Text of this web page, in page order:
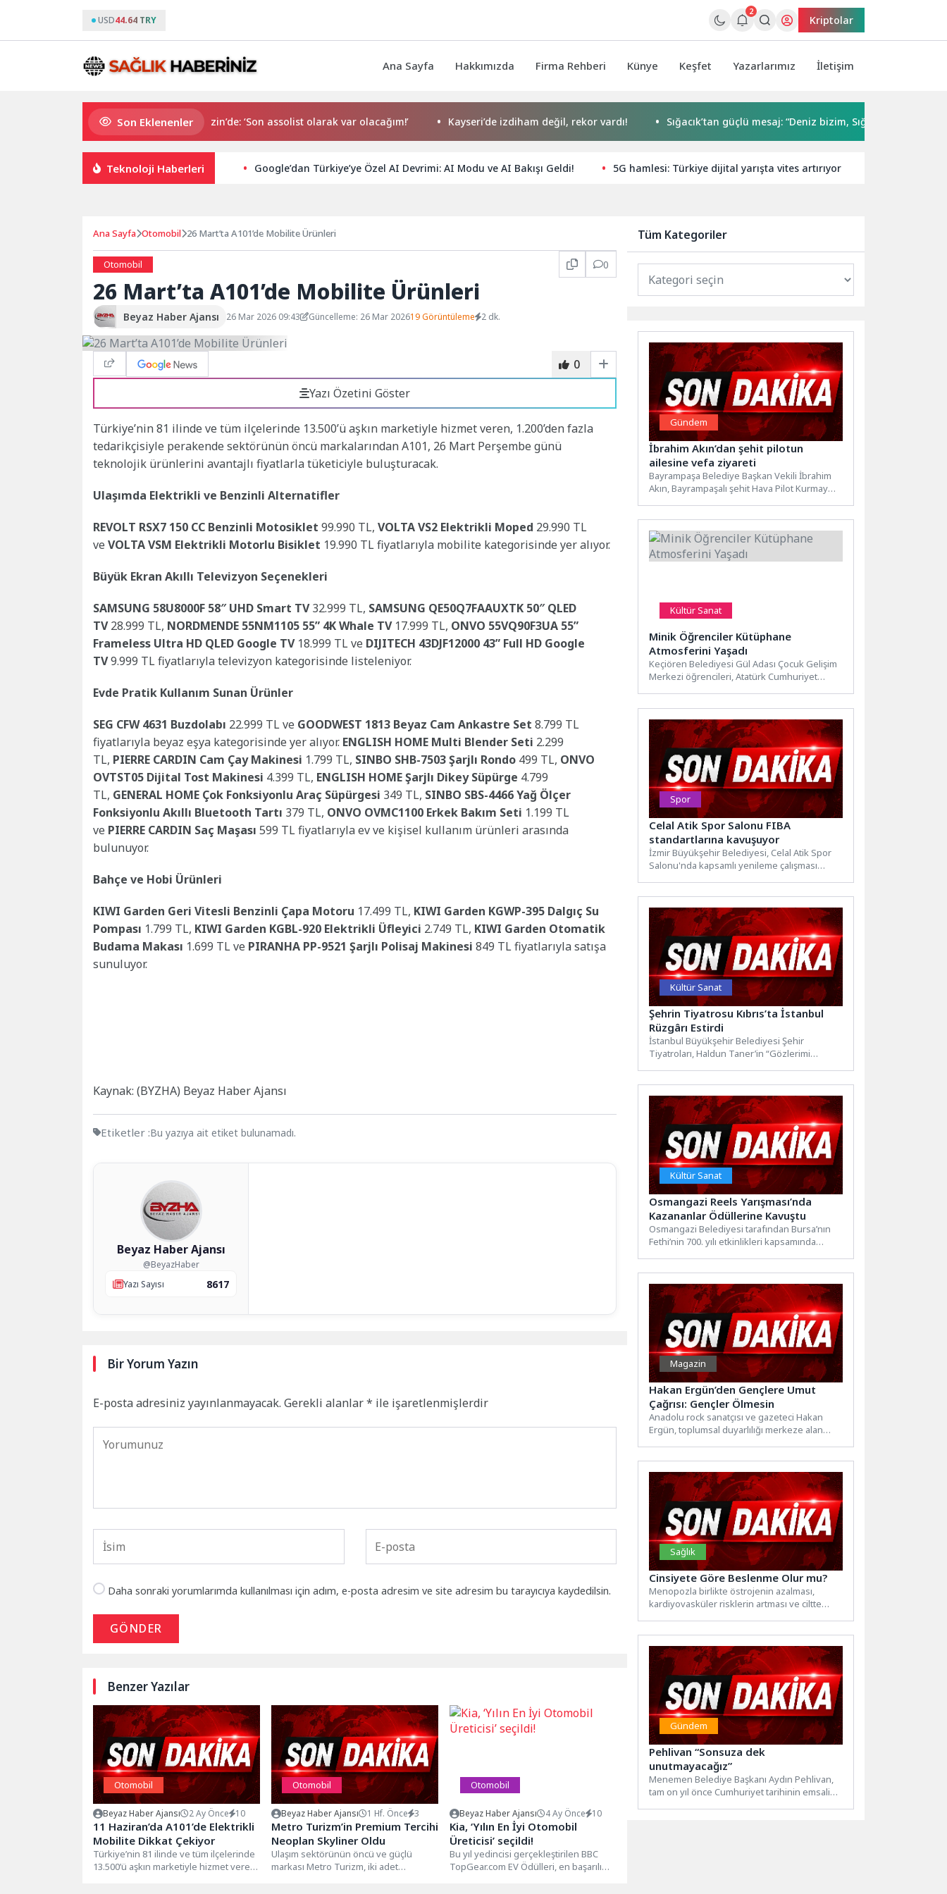
USD44.64 TRY
2
Kriptolar
Ana Sayfa Hakkımızda Firma Rehberi Künye Keşfet Yazarlarımız İletişim
Son Eklenenler
Gözde Demirbilek, NR1 Magazin’de: ‘Son assolist olarak var olacağım!’ Kayseri’de izdiham değil, rekor vardı! Sığacık’tan güçlü mesaj: “Deniz bizim, Sığacık hepimizin”
Teknoloji Haberleri Google’dan Türkiye’ye Özel AI Devrimi: AI Modu ve AI Bakışı Geldi! 5G hamlesi: Türkiye dijital yarışta vites artırıyor
Ana Sayfa Otomobil 26 Mart’ta A101’de Mobilite Ürünleri
Otomobil 0
26 Mart’ta A101’de Mobilite Ürünleri
Beyaz Haber Ajansı 26 Mar 2026 09:43 Güncelleme: 26 Mar 202619 Görüntüleme 2 dk.
0
Yazı Özetini Göster
Türkiye’nin 81 ilinde ve tüm ilçelerinde 13.500’ü aşkın marketiyle hizmet veren, 1.200’den fazla
tedarikçisiyle perakende sektörünün öncü markalarından A101, 26 Mart Perşembe günü
teknolojik ürünlerini avantajlı fiyatlarla tüketiciyle buluşturacak.
Ulaşımda Elektrikli ve Benzinli Alternatifler
REVOLT RSX7 150 CC Benzinli Motosiklet 99.990 TL, VOLTA VS2 Elektrikli Moped 29.990 TL
ve VOLTA VSM Elektrikli Motorlu Bisiklet 19.990 TL fiyatlarıyla mobilite kategorisinde yer alıyor.
Büyük Ekran Akıllı Televizyon Seçenekleri
SAMSUNG 58U8000F 58″ UHD Smart TV32.999 TL, SAMSUNG QE50Q7FAAUXTK 50″ QLED
TV28.999 TL, NORDMENDE 55NM1105 55” 4K Whale TV17.999 TL, ONVO 55VQ90F3UA 55”
Frameless Ultra HD QLED Google TV18.999 TL ve DIJITECH 43DJF12000 43” Full HD Google
TV9.999 TL fiyatlarıyla televizyon kategorisinde listeleniyor.
Evde Pratik Kullanım Sunan Ürünler
SEG CFW 4631 Buzdolabı 22.999 TL ve GOODWEST 1813 Beyaz Cam Ankastre Set 8.799 TL
fiyatlarıyla beyaz eşya kategorisinde yer alıyor. ENGLISH HOME Multi Blender Seti 2.299
TL, PIERRE CARDIN Cam Çay Makinesi 1.799 TL, SINBO SHB-7503 Şarjlı Rondo 499 TL, ONVO
OVTST05 Dijital Tost Makinesi 4.399 TL, ENGLISH HOME Şarjlı Dikey Süpürge 4.799
TL, GENERAL HOME Çok Fonksiyonlu Araç Süpürgesi 349 TL, SINBO SBS-4466 Yağ Ölçer
Fonksiyonlu Akıllı Bluetooth Tartı 379 TL, ONVO OVMC1100 Erkek Bakım Seti 1.199 TL
ve PIERRE CARDIN Saç Maşası 599 TL fiyatlarıyla ev ve kişisel kullanım ürünleri arasında
bulunuyor.
Bahçe ve Hobi Ürünleri
KIWI Garden Geri Vitesli Benzinli Çapa Motoru 17.499 TL, KIWI Garden KGWP-395 Dalgıç Su
Pompası 1.799 TL, KIWI Garden KGBL-920 Elektrikli Üfleyici 2.749 TL, KIWI Garden Otomatik
Budama Makası 1.699 TL ve PIRANHA PP-9521 Şarjlı Polisaj Makinesi 849 TL fiyatlarıyla satışa
sunuluyor.
Kaynak: (BYZHA) Beyaz Haber Ajansı
Etiketler :Bu yazıya ait etiket bulunamadı.
Beyaz Haber Ajansı
@BeyazHaber
Yazı Sayısı
8617
Bir Yorum Yazın
E-posta adresiniz yayınlanmayacak. Gerekli alanlar* ile işaretlenmişlerdir
Daha sonraki yorumlarımda kullanılması için adım, e-posta adresim ve site adresim bu tarayıcıya kaydedilsin.
GÖNDER
Benzer Yazılar
Otomobil
Beyaz Haber Ajansı 2 Ay Önce 10
11 Haziran’da A101’de Elektrikli
Mobilite Dikkat Çekiyor
Türkiye’nin 81 ilinde ve tüm ilçelerinde
13.500’ü aşkın marketiyle hizmet veren,
Otomobil
Beyaz Haber Ajansı 1 Hf. Önce 3
Metro Turizm’in Premium Tercihi
Neoplan Skyliner Oldu
Ulaşım sektörünün öncü ve güçlü
markası Metro Turizm, iki adet
Otomobil
Beyaz Haber Ajansı 4 Ay Önce 10
Kia, ‘Yılın En İyi Otomobil
Üreticisi’ seçildi!
Bu yıl yedincisi gerçekleştirilen BBC
TopGear.com EV Ödülleri, en başarılı
Tüm Kategoriler
Gündem
İbrahim Akın’dan şehit pilotun
ailesine vefa ziyareti
Bayrampaşa Belediye Başkan Vekili İbrahim
Akın, Bayrampaşalı şehit Hava Pilot Kurmay
Kültür Sanat
Minik Öğrenciler Kütüphane
Atmosferini Yaşadı
Keçiören Belediyesi Gül Adası Çocuk Gelişim
Merkezi öğrencileri, Atatürk Cumhuriyet
Spor
Celal Atik Spor Salonu FIBA
standartlarına kavuşuyor
İzmir Büyükşehir Belediyesi, Celal Atik Spor
Salonu'nda kapsamlı yenileme çalışması
Kültür Sanat
Şehrin Tiyatrosu Kıbrıs’ta İstanbul
Rüzgârı Estirdi
İstanbul Büyükşehir Belediyesi Şehir
Tiyatroları, Haldun Taner’in “Gözlerimi
Kültür Sanat
Osmangazi Reels Yarışması’nda
Kazananlar Ödüllerine Kavuştu
Osmangazi Belediyesi tarafından Bursa’nın
Fethi’nin 700. yılı etkinlikleri kapsamında
Magazin
Hakan Ergün’den Gençlere Umut
Çağrısı: Gençler Ölmesin
Anadolu rock sanatçısı ve gazeteci Hakan
Ergün, toplumsal duyarlılığı merkeze alan
Sağlık
Cinsiyete Göre Beslenme Olur mu?
Menopozla birlikte östrojenin azalması,
kardiyovasküler risklerin artması ve ciltte
Gündem
Pehlivan “Sonsuza dek
unutmayacağız”
Menemen Belediye Başkanı Aydın Pehlivan,
tam on yıl önce Cumhuriyet tarihinin emsali